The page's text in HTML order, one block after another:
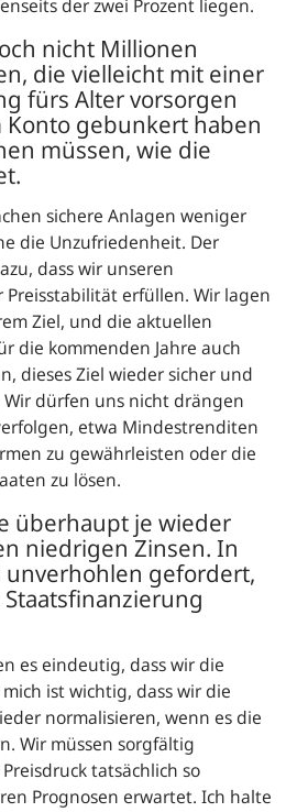
der zwei Prozent liegen.
nicht Millionen
die vielleicht mit einer
fürs Alter vorsorgen
Konto gebunkert haben
müssen, wie die
sichere Anlagen weniger
die Unzufriedenheit. Der
dass wir unseren
erfüllen. Wir lagen
Ziel, und die aktuellen
die kommenden Jahre auch
dieses Ziel wieder sicher und
dürfen uns nicht drängen
etwa Mindestrenditen
zu gewährleisten oder die
zu lösen.
überhaupt je wieder
niedrigen Zinsen. In
gefordert,
es eindeutig, dass wir die
ist wichtig, dass wir die
normalisieren, wenn es die
Wir müssen sorgfältig
tatsächlich so
Prognosen erwartet. Ich halte